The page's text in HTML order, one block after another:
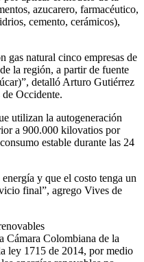
azucarero, farmacéutico,
cemento, cerámicos),
gas natural cinco empresas de
la región, a partir de fuente
detalló Arturo Gutiérrez
de Occidente.
utilizan la autogeneración
a 900.000 kilovatios por
estable durante las 24
y que el costo tenga un
final”, agrego Vives de
Colombiana de la
ley 1715 de 2014, por medio